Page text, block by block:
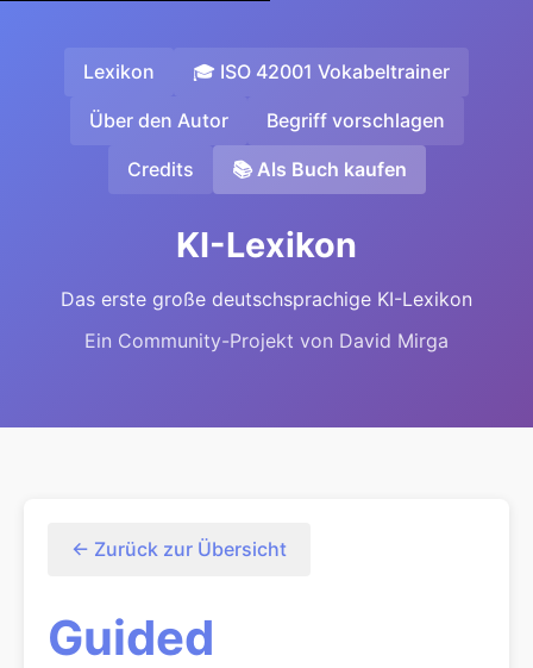
Lexikon 🎓 ISO 42001 Vokabeltrainer
Über den Autor Begriff vorschlagen
Credits 📚 Als Buch kaufen
KI-Lexikon
Das erste große deutschsprachige KI-Lexikon
Ein Community-Projekt von David Mirga
← Zurück zur Übersicht
Guided